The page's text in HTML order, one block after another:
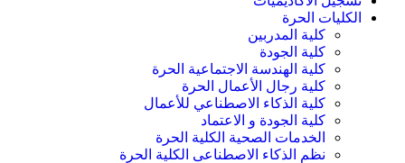
الكليات الحرة
كلية المدربين
كلية الجودة
كلية الهندسة الاجتماعية الحرة
كلية رجال الأعمال الحرة
كلية الذكاء الاصطناعي للأعمال
كلية الجودة و الاعتماد
الخدمات الصحية الكلية الحرة
نظم الذكاء الاصطناعى الكلية الحرة